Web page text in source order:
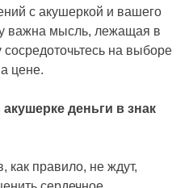
с акушеркой и вашего
важна мысль, лежащая в
на выборе
цене.
деньги в знак
как правило, не ждут,